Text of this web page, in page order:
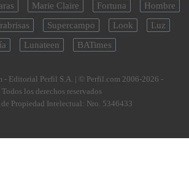
Marie Claire Fortuna
Hombre
Supercampo Look
Luz
Lunateen BATimes
- Editorial Perfil S.A. | © Perfil.com 2006-2026 -
Todos los derechos reservados
Propiedad Intelectual: Nro. 5346433